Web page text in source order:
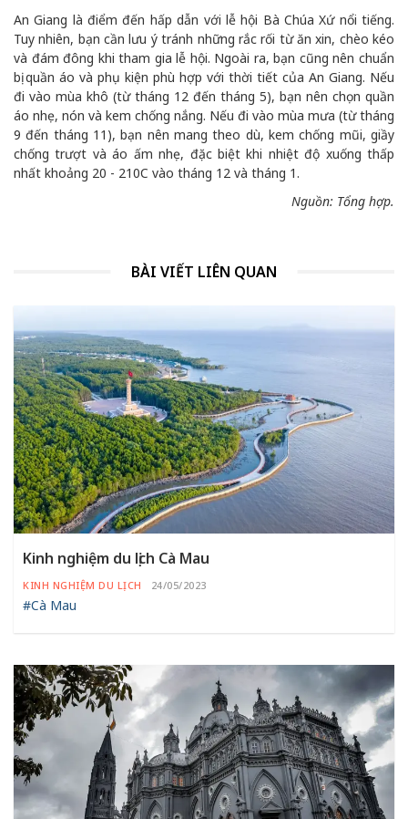
An Giang là điểm đến hấp dẫn với lễ hội Bà Chúa Xứ nổi tiếng.
Tuy nhiên, bạn cần lưu ý tránh những rắc rối từ ăn xin, chèo kéo
và đám đông khi tham gia lễ hội. Ngoài ra, bạn cũng nên chuẩn
bị quần áo và phụ kiện phù hợp với thời tiết của An Giang. Nếu
đi vào mùa khô (từ tháng 12 đến tháng 5), bạn nên chọn quần
áo nhẹ, nón và kem chống nắng. Nếu đi vào mùa mưa (từ tháng
9 đến tháng 11), bạn nên mang theo dù, kem chống mũi, giầy
chống trượt và áo ấm nhẹ, đặc biệt khi nhiệt độ xuống thấp
nhất khoảng 20 - 210C vào tháng 12 và tháng 1.
Nguồn: Tổng hợp.
BÀI VIẾT LIÊN QUAN
Kinh nghiệm du lịch Cà Mau
KINH NGHIỆM DU LỊCH 24/05/2023
#Cà Mau